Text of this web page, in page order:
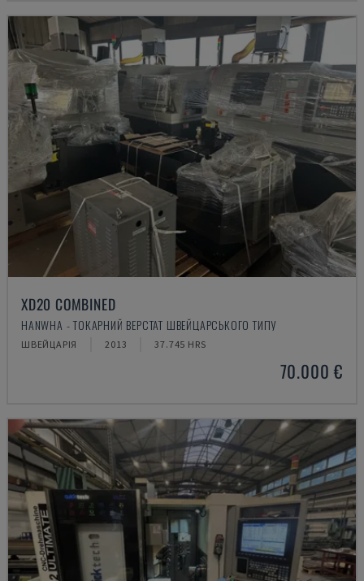
XD20 COMBINED
HANWHA - ТОКАРНИЙ ВЕРСТАТ ШВЕЙЦАРСЬКОГО ТИПУ
ШВЕЙЦАРІЯ 2013 37.745 HRS
70.000 €